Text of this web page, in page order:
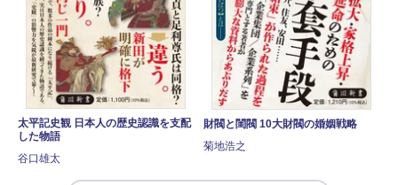
太平記史観 日本人の歴史認識を支配
した物語
谷口雄太
財閥と閨閥 10大財閥の婚姻戦略
菊地浩之